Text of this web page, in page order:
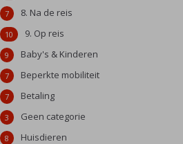
8. Na de reis
7
9. Op reis
10
Baby's & Kinderen
9
Beperkte mobiliteit
7
Betaling
7
Geen categorie
3
Huisdieren
8